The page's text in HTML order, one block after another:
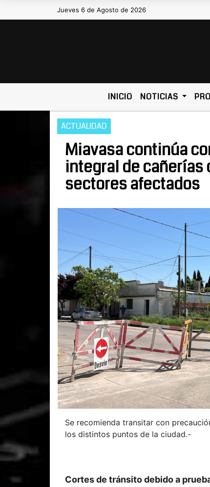
Jueves 6 de Agosto de 2026Hoy es Jueves 6 de Agosto de
INICIO NOTICIAS
ACTUALIDAD
Miavasa continúa
integral de cañerías
sectores afectados
Se recomienda transitar con
los distintos puntos de la ciudad.-
Cortes de tránsito debido a